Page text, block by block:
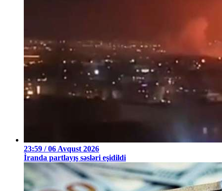
23:59 / 06 Avqust 2026
İranda partlayış səsləri eşidildi